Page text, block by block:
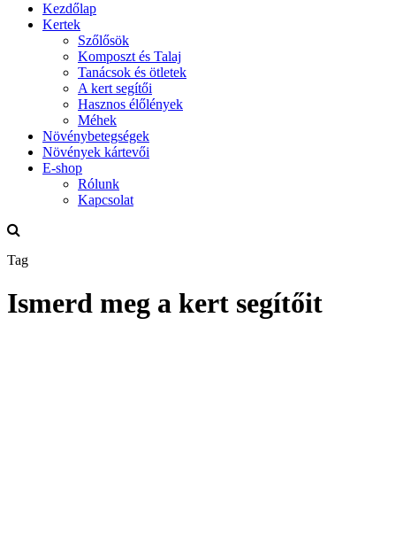
Kezdőlap
Kertek
Szőlősök
Komposzt és Talaj
Tanácsok és ötletek
A kert segítői
Hasznos élőlények
Méhek
Növénybetegségek
Növények kártevői
E-shop
Rólunk
Kapcsolat
Tag
Ismerd meg a kert segítőit